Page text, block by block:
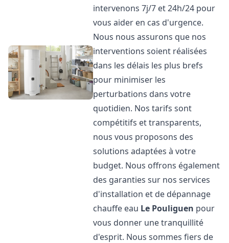
intervenons 7j/7 et 24h/24 pour
vous aider en cas d'urgence.
Nous nous assurons que nos
interventions soient réalisées
dans les délais les plus brefs
pour minimiser les
perturbations dans votre
quotidien. Nos tarifs sont
compétitifs et transparents,
nous vous proposons des
solutions adaptées à votre
budget. Nous offrons également
des garanties sur nos services
d'installation et de dépannage
chauffe eau Le Pouliguen pour
vous donner une tranquillité
d'esprit. Nous sommes fiers de